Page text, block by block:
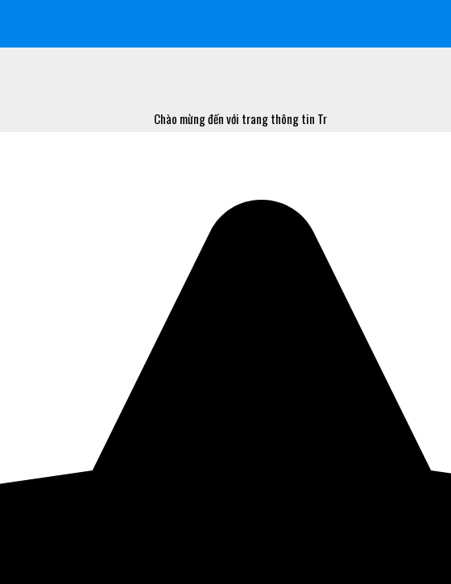
Chào mừng đến với trang thông tin Trung tâm Y tế Hoài Nhơn!